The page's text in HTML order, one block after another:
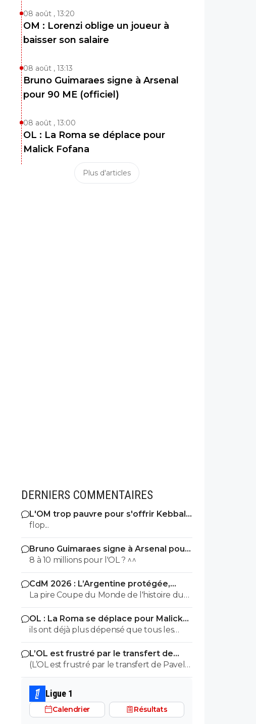
08 août , 13:20
OM : Lorenzi oblige un joueur à
baisser son salaire
08 août , 13:13
Bruno Guimaraes signe à Arsenal
pour 90 ME (officiel)
08 août , 13:00
OL : La Roma se déplace pour
Malick Fofana
Plus d'articles
DERNIERS COMMENTAIRES
L'OM trop pauvre pour s'offrir Kebbal,
c'est officiel
flop...
Bruno Guimaraes signe à Arsenal pour
90 ME (officiel)
8 à 10 millions pour l'OL ? ^^
CdM 2026 : L’Argentine protégée,
François Letexier a pris cher
La pire Coupe du Monde de l'histoire du
Football.
OL : La Roma se déplace pour Malick
Fofana
ils ont déjà plus dépensé que tous les
clubs de ligue macdo réunis hors quatar..
ils veulent juste profitez au maximum des
clubs qui sont beaucoup plus mal lotis
qu'eux c'est la loi du plus fort tout
simplement..
L’OL est frustré par le transfert de
Pavel Sulc
(L’OL est frustré par le transfert de Pavel
Sulc) ... mais le public aussi commence a
être frustré ... la vente de ces "excellents"
joueurs dont fait partie Pavel Sulc ... pour
récupérer quoi ? qui? À un moment
Ligue 1
Calendrier Résultats